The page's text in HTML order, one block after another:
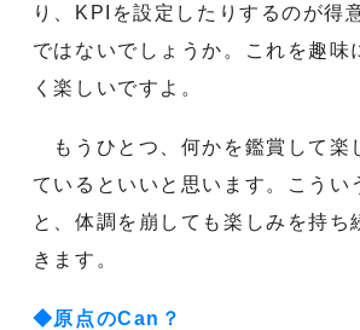
り、KPIを設定したりするのが得
ではないでしょうか。これを趣味
く楽しいですよ。
もうひとつ、何かを鑑賞して楽
ているといいと思います。こうい
と、体調を崩しても楽しみを持ち
きます。
◆原点のCan？